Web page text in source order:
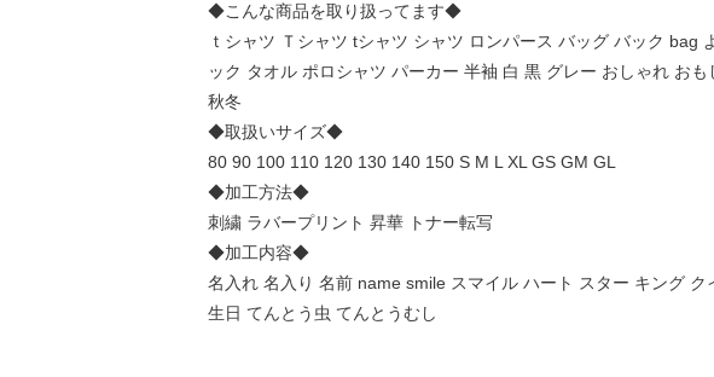
◆こんな商品を取り扱ってます◆
ｔシャツ Ｔシャツ tシャツ シャツ ロンパース バッグ バック bag
ック タオル ポロシャツ パーカー 半袖 白 黒 グレー おしゃれ お
秋冬
◆取扱いサイズ◆
80 90 100 110 120 130 140 150 S M L XL GS GM GL
◆加工方法◆
刺繍 ラバープリント 昇華 トナー転写
◆加工内容◆
名入れ 名入り 名前 name smile スマイル ハート スター キング ク
生日 てんとう虫 てんとうむし